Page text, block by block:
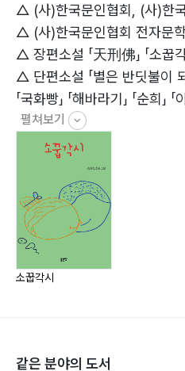
△ (사)한국문인협회, (사)한
△ (사)한국문인협회 전자문
△ 장편소설 「天刑佛」 「소꿉각
△ 단편소설 「별은 반딧불이
「국화빵」 「해바라기」 「순희」
△ 시나리오집 「그래 여보」 외
*E-MAIL:
펼쳐보기
소꿉각시
같은 분야의 도서